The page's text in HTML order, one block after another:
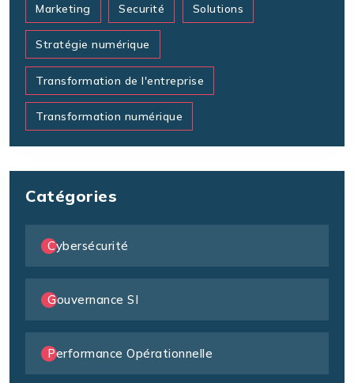
Marketing Securité Solutions
Stratégie numérique
Transformation de l'entreprise
Transformation numérique
Catégories
Cybersécurité
Gouvernance SI
Performance Opérationnelle